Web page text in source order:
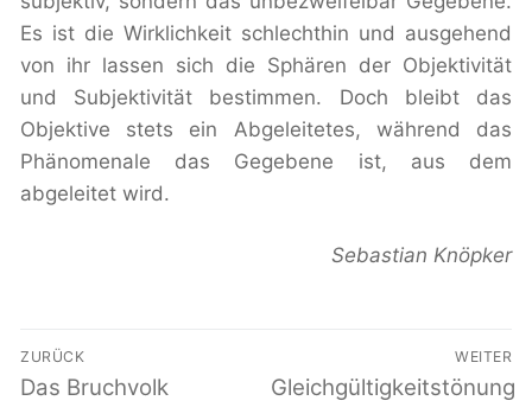
Es ist die Wirklichkeit schlechthin und ausgehend
von ihr lassen sich die Sphären der Objektivität
und Subjektivität bestimmen. Doch bleibt das
Objektive stets ein Abgeleitetes, während das
Phänomenale das Gegebene ist, aus dem
abgeleitet wird.
Sebastian Knöpker
Beitragsnavigation
ZURÜCK
Vorheriger
Das Bruchvolk
WEITER
Nächster
Gleichgültigkeitstönung